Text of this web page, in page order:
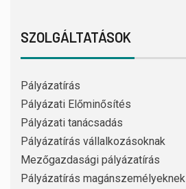
SZOLGÁLTATÁSOK
Pályázatírás
Pályázati Előminősítés
Pályázati tanácsadás
Pályázatírás vállalkozásoknak
Mezőgazdasági pályázatírás
Pályázatírás magánszemélyeknek